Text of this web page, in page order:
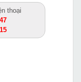
thoại